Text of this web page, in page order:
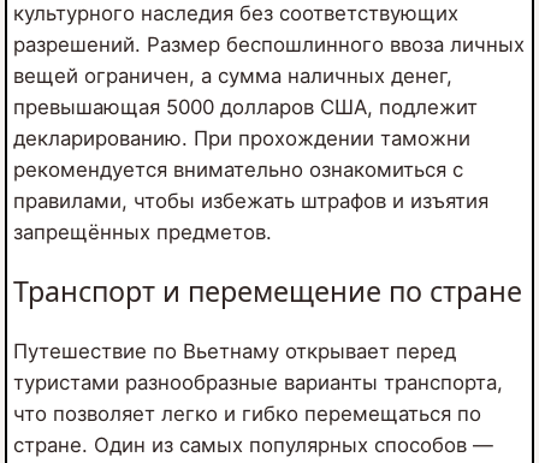
культурного наследия без соответствующих
разрешений. Размер беспошлинного ввоза личных
вещей ограничен, а сумма наличных денег,
превышающая 5000 долларов США, подлежит
декларированию. При прохождении таможни
рекомендуется внимательно ознакомиться с
правилами, чтобы избежать штрафов и изъятия
запрещённых предметов.
Транспорт и перемещение по стране
Путешествие по Вьетнаму открывает перед
туристами разнообразные варианты транспорта,
что позволяет легко и гибко перемещаться по
стране. Один из самых популярных способов —